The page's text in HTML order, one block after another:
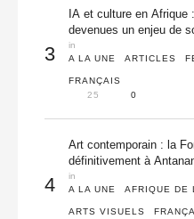
3
IA et culture en Afrique
devenues un enjeu de
in
A LA UNE
ARTICLES
FRANÇAIS
25
0
4
Art contemporain : la
définitivement à
in
A LA UNE
AFRIQUE DE
ARTS VISUELS